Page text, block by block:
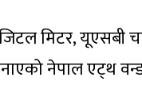
मिटर, यूएसबी
नेपाल एट्थ